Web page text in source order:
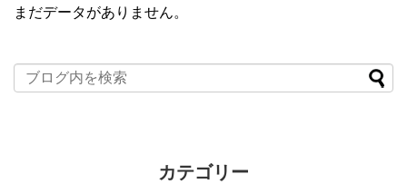
まだデータがありません。
カテゴリー